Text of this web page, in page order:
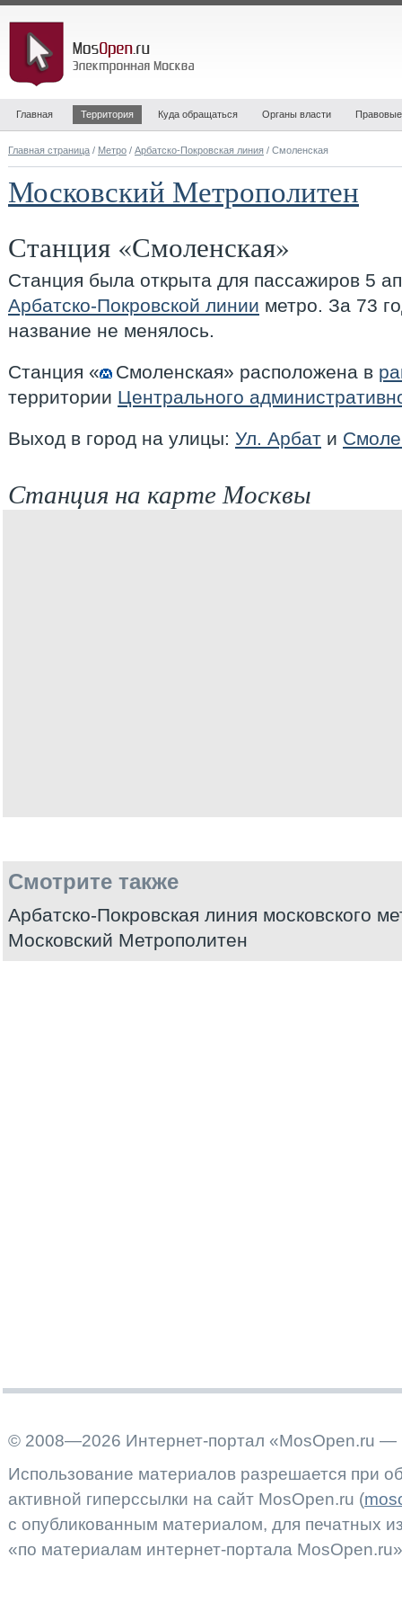
Главная Территория Куда обращаться Органы власти
Главная страница / Метро / Арбатско-Покровская линия / Смоленская
Московский Метрополитен
Станция «Смоленская»
Станция была открыта для пассажиров 5
Арбатско-Покровской линии метро. За 73
название не менялось.
Станция «
Смоленская» расположена в
территории Центрального
Выход в город на улицы: Ул. Арбат и
Станция на карте Москвы
Смотрите также
Арбатско-Покровская линия московского
Московский Метрополитен
© 2008—2026 Интернет-портал «MosOpen.ru —
Использование материалов разрешается при
активной гиперссылки на сайт MosOpen.ru (
с опубликованным материалом, для печатных
«по материалам интернет-портала